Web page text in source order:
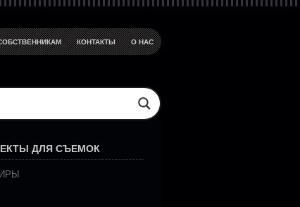
КОНТАКТЫ О НАС
ДЛЯ СЪЕМОК